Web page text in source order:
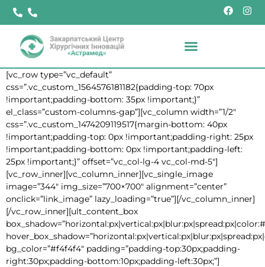
[vc_row type=”vc_default”
css=”.vc_custom_1564576181182{padding-top: 70px
!important;padding-bottom: 35px !important;}”
el_class=”custom-columns-gap”][vc_column width=”1/2″
css=”.vc_custom_1474209119517{margin-bottom: 40px
!important;padding-top: 0px !important;padding-right: 25px
!important;padding-bottom: 0px !important;padding-left:
25px !important;}” offset=”vc_col-lg-4 vc_col-md-5″]
[vc_row_inner][vc_column_inner][vc_single_image
image=”344″ img_size=”700×700″ alignment=”center”
onclick=”link_image” lazy_loading=”true”][/vc_column_inner]
[/vc_row_inner][ult_content_box
bg_color=”#f4f4f4″ padding=”padding-top:30px;padding-
right:30px;padding-bottom:10px;padding-left:30px;”]